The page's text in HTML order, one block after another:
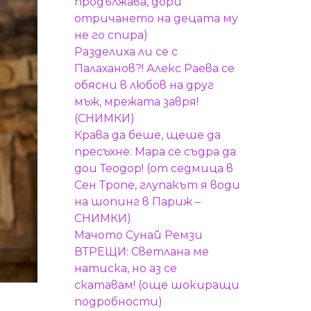
отричането на децата му
не го спира)
Разделиха ли се с
Палаханов?! Алекс Раева се
обясни в любов на друг
мъж, мрежата завря!
(СНИМКИ)
Крава да беше, щеше да
пресъхне: Мара се съдра да
дои Теодор! (от седмица в
Сен Тропе, глупакът я води
на шопинг в Париж –
СНИМКИ)
Мачото Сунай Ремзи
ВТРЕЩИ: Светлана ме
натиска, но аз се
скатавам! (още шокиращи
подробности)